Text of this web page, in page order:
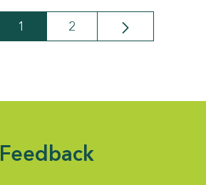
Seite
1 Seite
2
Feedback